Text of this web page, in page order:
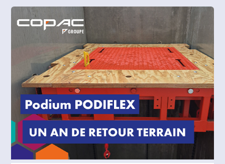
banches
manuportables
:
prolongez
la
durée
de
vie
de
vos